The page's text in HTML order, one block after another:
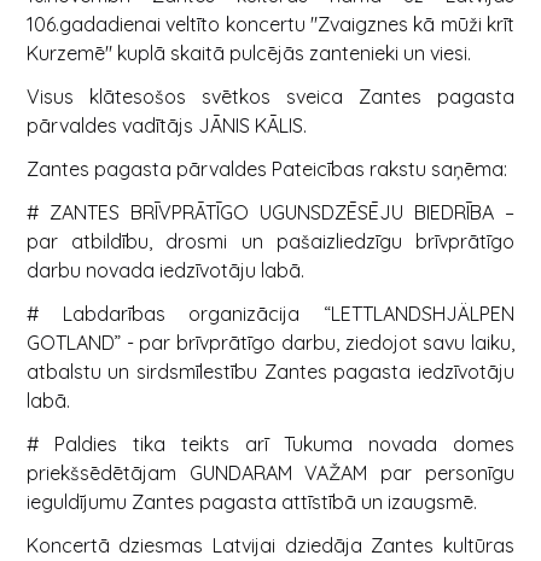
106.gadadienai veltīto koncertu "Zvaigznes kā mūži krīt
Kurzemē" kuplā skaitā pulcējās zantenieki un viesi.
Visus klātesošos svētkos sveica Zantes pagasta
pārvaldes vadītājs JĀNIS KĀLIS.
Zantes pagasta pārvaldes Pateicības rakstu saņēma:
# ZANTES BRĪVPRĀTĪGO UGUNSDZĒSĒJU BIEDRĪBA –
par atbildību, drosmi un pašaizliedzīgu brīvprātīgo
darbu novada iedzīvotāju labā.
# Labdarības organizācija “LETTLANDSHJÄLPEN
GOTLAND” - par brīvprātīgo darbu, ziedojot savu laiku,
atbalstu un sirdsmīlestību Zantes pagasta iedzīvotāju
labā.
# Paldies tika teikts arī Tukuma novada domes
priekšsēdētājam GUNDARAM VAŽAM par personīgu
ieguldījumu Zantes pagasta attīstībā un izaugsmē.
Koncertā dziesmas Latvijai dziedāja Zantes kultūras